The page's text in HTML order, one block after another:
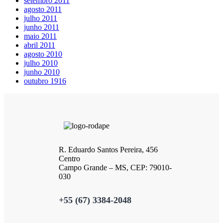
agosto 2011
julho 2011
junho 2011
maio 2011
abril 2011
agosto 2010
julho 2010
junho 2010
outubro 1916
R. Eduardo Santos Pereira, 456
Centro
Campo Grande – MS, CEP: 79010-
030
+55 (67) 3384-2048